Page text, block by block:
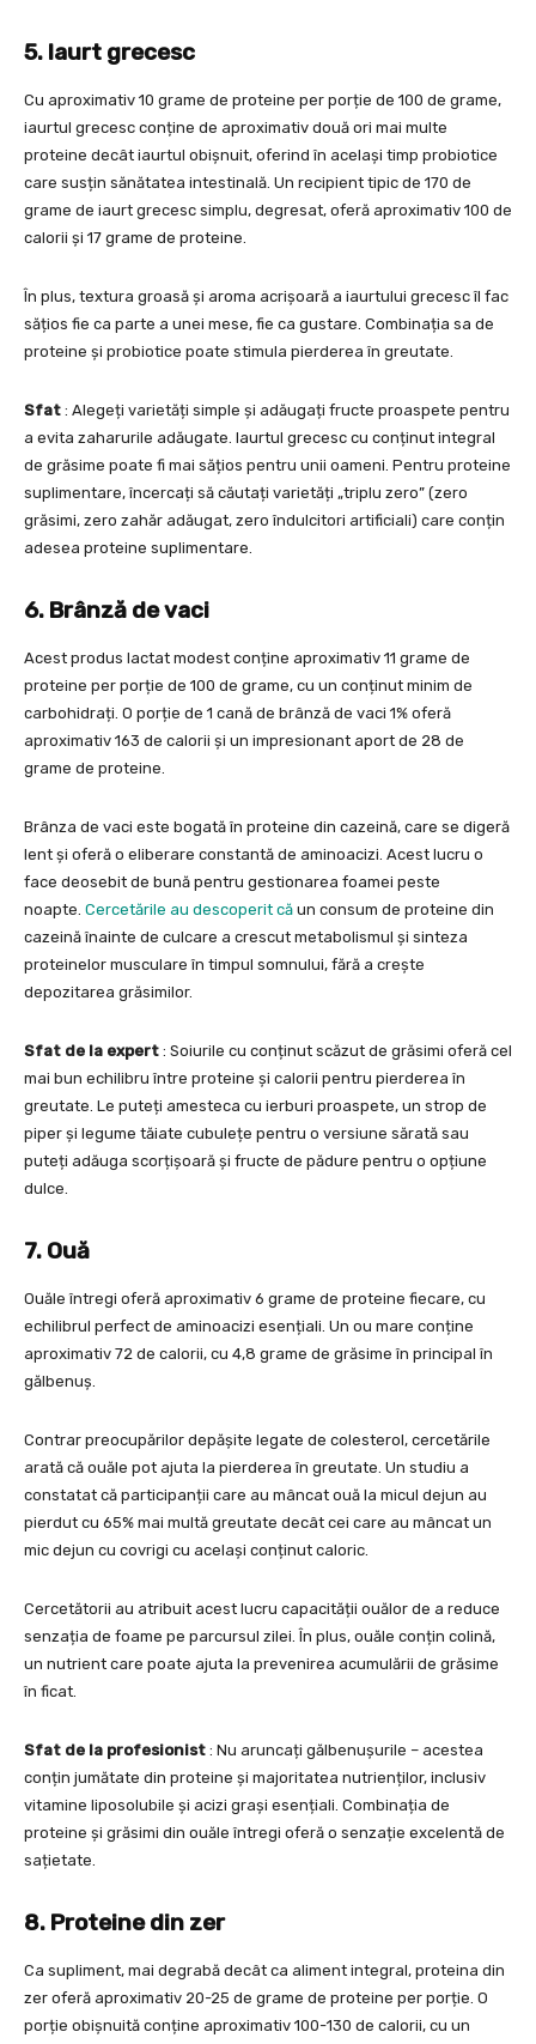
5. Iaurt grecesc
Cu aproximativ 10 grame de proteine per porție de 100 de grame,
iaurtul grecesc conține de aproximativ două ori mai multe
proteine decât iaurtul obișnuit, oferind în același timp probiotice
care susțin sănătatea intestinală. Un recipient tipic de 170 de
grame de iaurt grecesc simplu, degresat, oferă aproximativ 100 de
calorii și 17 grame de proteine.
În plus, textura groasă și aroma acrișoară a iaurtului grecesc îl fac
sățios fie ca parte a unei mese, fie ca gustare. Combinația sa de
proteine și probiotice poate stimula pierderea în greutate.
Sfat : Alegeți varietăți simple și adăugați fructe proaspete pentru
a evita zaharurile adăugate. Iaurtul grecesc cu conținut integral
de grăsime poate fi mai sățios pentru unii oameni. Pentru proteine
suplimentare, încercați să căutați varietăți „triplu zero” (zero
grăsimi, zero zahăr adăugat, zero îndulcitori artificiali) care conțin
adesea proteine suplimentare.
6. Brânză de vaci
Acest produs lactat modest conține aproximativ 11 grame de
proteine per porție de 100 de grame, cu un conținut minim de
carbohidrați. O porție de 1 cană de brânză de vaci 1% oferă
aproximativ 163 de calorii și un impresionant aport de 28 de
grame de proteine.
Brânza de vaci este bogată în proteine din cazeină, care se digeră
lent și oferă o eliberare constantă de aminoacizi. Acest lucru o
face deosebit de bună pentru gestionarea foamei peste
noapte. Cercetările au descoperit că un consum de proteine din
cazeină înainte de culcare a crescut metabolismul și sinteza
proteinelor musculare în timpul somnului, fără a crește
depozitarea grăsimilor.
Sfat de la expert : Soiurile cu conținut scăzut de grăsimi oferă cel
mai bun echilibru între proteine și calorii pentru pierderea în
greutate. Le puteți amesteca cu ierburi proaspete, un strop de
piper și legume tăiate cubulețe pentru o versiune sărată sau
puteți adăuga scorțișoară și fructe de pădure pentru o opțiune
dulce.
7. Ouă
Ouăle întregi oferă aproximativ 6 grame de proteine fiecare, cu
echilibrul perfect de aminoacizi esențiali. Un ou mare conține
aproximativ 72 de calorii, cu 4,8 grame de grăsime în principal în
gălbenuș.
Contrar preocupărilor depășite legate de colesterol, cercetările
arată că ouăle pot ajuta la pierderea în greutate. Un studiu a
constatat că participanții care au mâncat ouă la micul dejun au
pierdut cu 65% mai multă greutate decât cei care au mâncat un
mic dejun cu covrigi cu același conținut caloric.
Cercetătorii au atribuit acest lucru capacității ouălor de a reduce
senzația de foame pe parcursul zilei. În plus, ouăle conțin colină,
un nutrient care poate ajuta la prevenirea acumulării de grăsime
în ficat.
Sfat de la profesionist : Nu aruncați gălbenușurile – acestea
conțin jumătate din proteine și majoritatea nutrienților, inclusiv
vitamine liposolubile și acizi grași esențiali. Combinația de
proteine și grăsimi din ouăle întregi oferă o senzație excelentă de
sațietate.
8. Proteine din zer
Ca supliment, mai degrabă decât ca aliment integral, proteina din
zer oferă aproximativ 20-25 de grame de proteine per porție. O
porție obișnuită conține aproximativ 100-130 de calorii, cu un